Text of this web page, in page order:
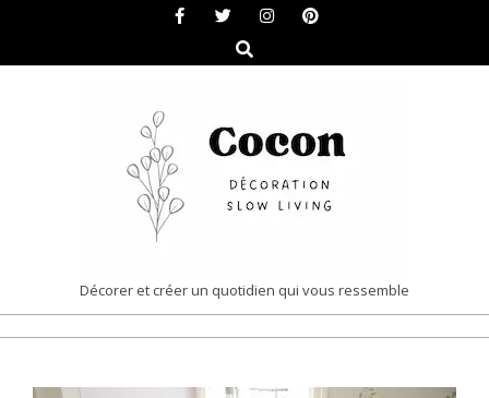
content
Search
COCON
|
Décorer et créer un quotidien qui vous ressemble